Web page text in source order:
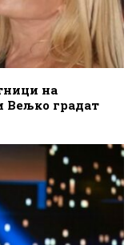
на
Вељко градат